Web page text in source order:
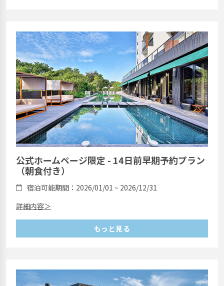
公式ホームページ限定 - 14日前早期予約プラン
（朝食付き）
宿泊可能期間：2026/01/01 ~ 2026/12/31
詳細内容＞
もっと見る